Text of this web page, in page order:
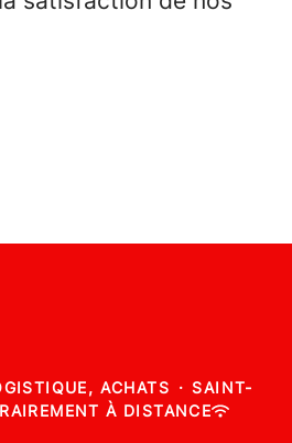
ACHATS · SAINT-
À DISTANCE